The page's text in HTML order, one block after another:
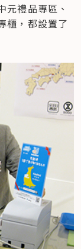
元禮品專區、
櫃，都設置了